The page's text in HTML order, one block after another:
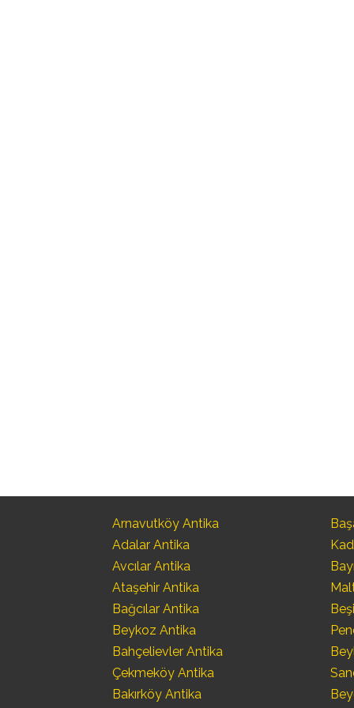
Arnavutköy Antika
Adalar Antika
Avcılar Antika
Ataşehir Antika
Bağcılar Antika
Beykoz Antika
Bahçelievler Antika
Çekmeköy Antika
Bakırköy Antika